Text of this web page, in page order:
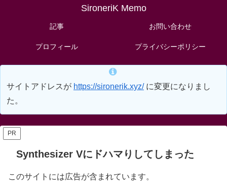
SironeriK Memo
記事 お問い合わせ
プロフィール プライバシーポリシー
サイトアドレスが https://sironerik.xyz/に変更になりまし
た。
PR
Synthesizer Vにドハマりしてしまった
このサイトには広告が含まれています。